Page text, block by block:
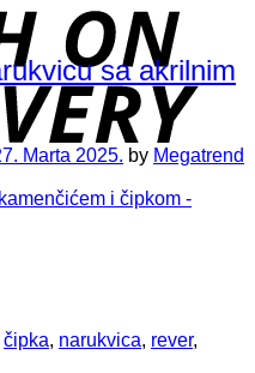
sa akrilnim
Marta 2025. by Megatrend
čipka, narukvica, rever,